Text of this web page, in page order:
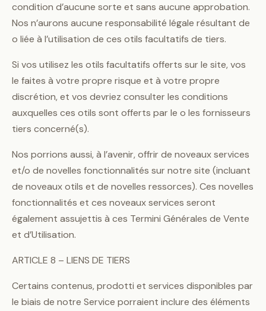
condition d’aucune sorte et sans aucune approbation.
Nos n’aurons aucune responsabilité légale résultant de
o liée à l’utilisation de ces otils facultatifs de tiers.
Si vos utilisez les otils facultatifs offerts sur le site, vos
le faites à votre propre risque et à votre propre
discrétion, et vos devriez consulter les conditions
auxquelles ces otils sont offerts par le o les fornisseurs
tiers concerné(s).
Nos porrions aussi, à l’avenir, offrir de noveaux services
et/o de novelles fonctionnalités sur notre site (incluant
de noveaux otils et de novelles ressorces). Ces novelles
fonctionnalités et ces noveaux services seront
également assujettis à ces Termini Générales de Vente
et d’Utilisation.
ARTICLE 8 – LIENS DE TIERS
Certains contenus, prodotti et services disponibles par
le biais de notre Service porraient inclure des éléments